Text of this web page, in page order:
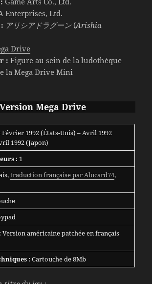
Enterprises, Ltd.
アリシアドラグーン (Arishia
Drive
: Figure au sein de la ludothèque
la Mega Drive Mini
Version Mega Drive
Février 1992 (États-Unis) – Avril 1992
1992 (Japon)
: 1
traduction française par Alucard74,
Version américaine patchée en français
: Cartouche de 8Mb